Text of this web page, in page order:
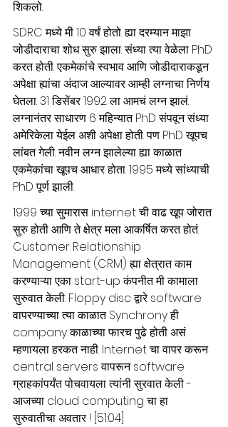
शिकलो.
SDRC मध्ये मी 10 वर्षं होतो. ह्या दरम्यान माझा
जोडीदाराचा शोध सुरु झाला. संध्या त्या वेळेला PhD
करत होती. एकमेकांचे स्वभाव आणि जोडीदाराकडून
अपेक्षा ह्यांचा अंदाज आल्यावर आम्ही लग्नाचा निर्णय
घेतला. 31 डिसेंबर 1992 ला आमचं लग्न झालं.
लग्नानंतर साधारण 6 महिन्यात PhD संपवून संध्या
अमेरिकेला येईल अशी अपेक्षा होती. पण PhD खूपच
लांबत गेली. नवीन लग्न झालेल्या ह्या काळात
एकमेकांचा खूपच आधार होता. 1995 मध्ये सांध्याची
PhD पूर्ण झाली.
1999 च्या सुमारास internet ची वाढ खूप जोरात
सुरु होती आणि ते क्षेत्र मला आकर्षित करत होतं.
Customer Relationship
Management (CRM) ह्या क्षेत्रात काम
करण्याऱ्या एका start-up कंपनीत मी कामाला
सुरुवात केली. Floppy disc द्वारे software
वापरण्याच्या त्या काळात Synchrony ही
company काळाच्या फारच पुढे होती असं
म्हणायला हरकत नाही. Internet चा वापर करून
central servers वापरून software
ग्राहकांपर्यंत पोचवायला त्यांनी सुरवात केली -
आजच्या cloud computing चा हा
सुरुवातीचा अवतार ! [51:04]